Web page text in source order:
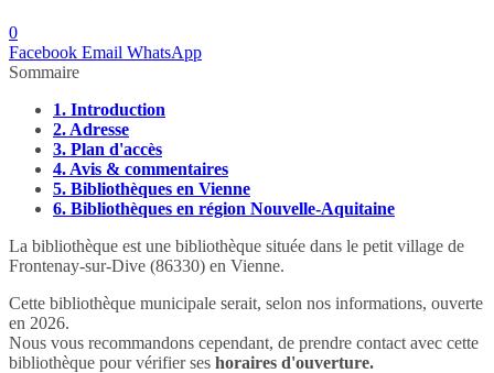
0
Facebook Email WhatsApp
Sommaire
1. Introduction
2. Adresse
3. Plan d'accès
4. Avis & commentaires
5. Bibliothèques en Vienne
6. Bibliothèques en région Nouvelle-Aquitaine
La bibliothèque est une bibliothèque située dans le petit village de
Frontenay-sur-Dive (86330) en Vienne.
Cette bibliothèque municipale serait, selon nos informations, ouverte
en 2026.
Nous vous recommandons cependant, de prendre contact avec cette
bibliothèque pour vérifier ses horaires d'ouverture.